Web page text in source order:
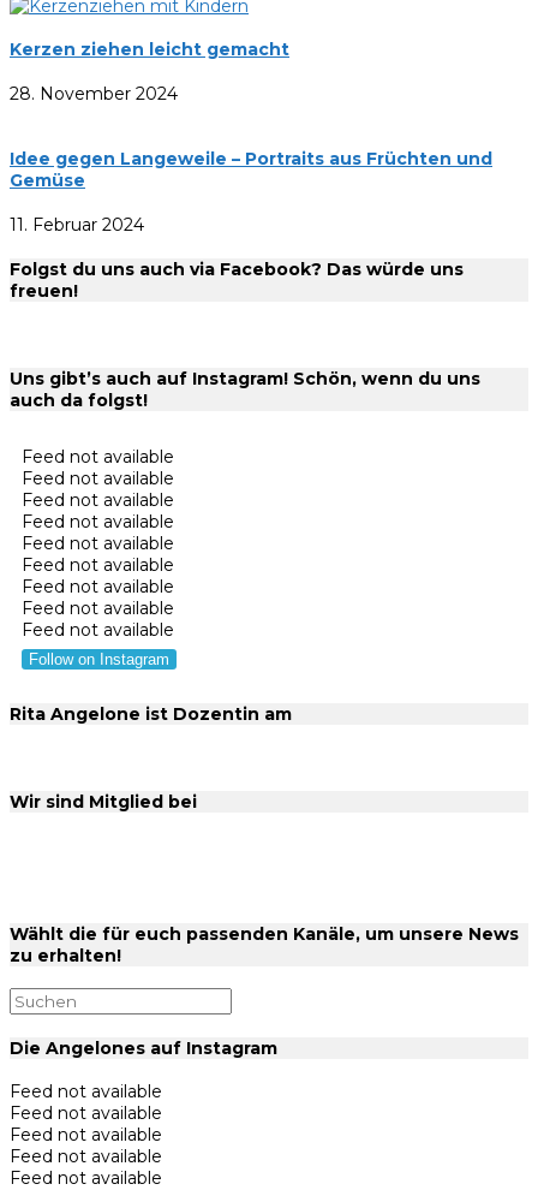
Kerzen ziehen leicht gemacht
28. November 2024
Idee gegen Langeweile – Portraits aus Früchten und
Gemüse
11. Februar 2024
Folgst du uns auch via Facebook? Das würde uns
freuen!
Uns gibt’s auch auf Instagram! Schön, wenn du uns
auch da folgst!
Feed not available
Feed not available
Feed not available
Feed not available
Feed not available
Feed not available
Feed not available
Feed not available
Feed not available
Follow on Instagram
Rita Angelone ist Dozentin am
Wir sind Mitglied bei
Wählt die für euch passenden Kanäle, um unsere News
zu erhalten!
Die Angelones auf Instagram
Feed not available
Feed not available
Feed not available
Feed not available
Feed not available